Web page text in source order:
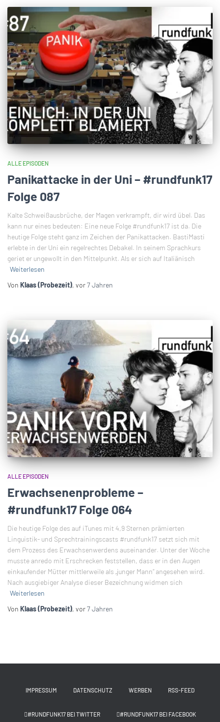
ALLE EPISODEN
Panikattacke in der Uni – #rundfunk17
Folge 087
Kalte Schweißausbrüche, der Magen verkrampft, dir wird übel. Das
kann nur eines bedeuten: Eine neue Folge #rundfunk17 ist da. Die
heutige Folge steht ganz im Zeichen der Panikattacken. BastiMasti
erlebte in der Uni ein regelrechtes Debakel. In seinem Sprachkurs
geriet er ungewollt in den Mittelpunkt. Als er sich auf Italiänisch
Weiterlesen
Von Klaas (Probezeit), vor7 Jahren
ALLE EPISODEN
Erwachsenenprobleme –
#rundfunk17 Folge 064
Die heutige Folge des auf iTunes mit 4,9 Sternen prämierten
Linguistik- und Sprechtrainingscasts #rundfunk17 setzt sich mit
dem Prozess des Erwachsenwerdens auseinander. Unter der Woche
musste anredo mit Erschrecken feststellen, dass er in den Augen
einkaufender Mütter mittlerweile als „junger Mann“ angesehen wird.
Nach ausgiebiger Analyse dieser Bezeichnung widmen sich
Weiterlesen
Von Klaas (Probezeit), vor7 Jahren
IMPRESSUM DATENSCHUTZ WERBEN RSS-FEED
#RUNDFUNK17 BEI TWITTER #RUNDFUNK17 BEI FACEBOOK